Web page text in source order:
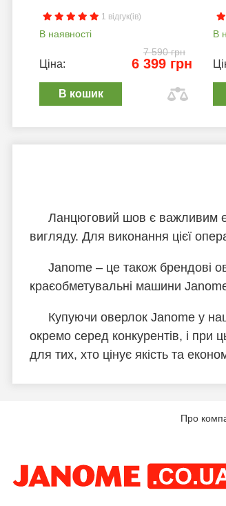
1 відгук(ів)
В наявності
7 590 грн
Ціна: 6 399 грн
В кошик
В
Ланцюговий шов є важливим
вигляду. Для виконання цієї
Janome – це також брендові
краєобметувальні машини
Купуючи оверлок Janome у
окремо серед конкурентів, і
для тих, хто цінує якість та
Про